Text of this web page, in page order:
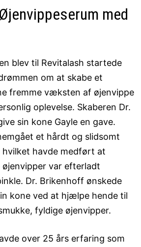
med
blev til Revitalash startede
om at skabe et
fremme væksten af øjenvippe
oplevelse. Skaberen Dr.
sin kone Gayle en gave.
et hårdt og slidsomt
havde medført at
øjenvipper var efterladt
Dr. Brikenhoff ønskede
kone ved at hjælpe hende til
fyldige øjenvipper.
over 25 års erfaring som